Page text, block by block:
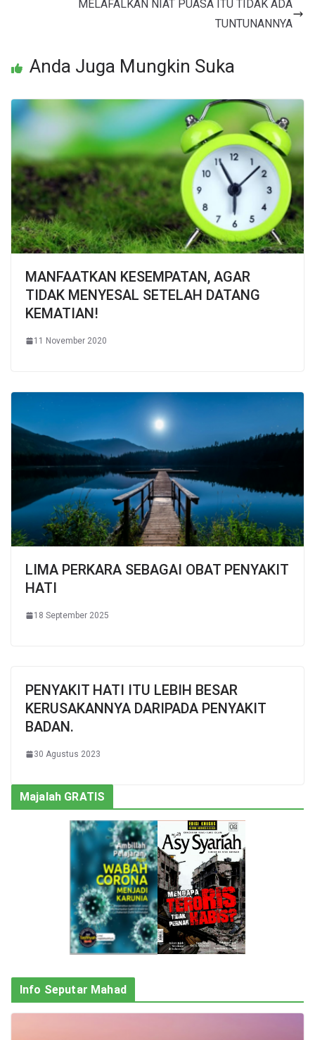
MELAFALKAN NIAT PUASA ITU TIDAK ADA
TUNTUNANNYA
Anda Juga Mungkin Suka
MANFAATKAN KESEMPATAN, AGAR
TIDAK MENYESAL SETELAH DATANG
KEMATIAN!
11 November 2020
LIMA PERKARA SEBAGAI OBAT PENYAKIT
HATI
18 September 2025
PENYAKIT HATI ITU LEBIH BESAR
KERUSAKANNYA DARIPADA PENYAKIT
BADAN.
30 Agustus 2023
Majalah GRATIS
Info Seputar Mahad